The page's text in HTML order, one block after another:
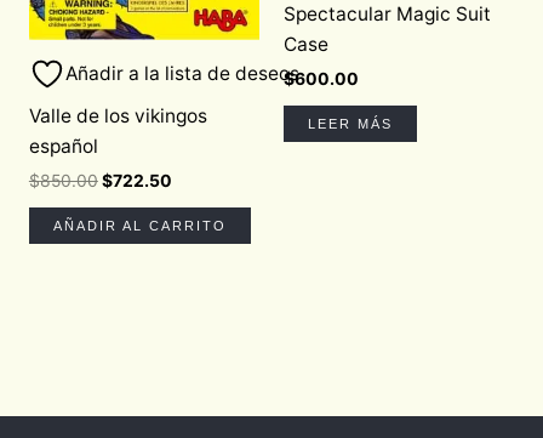
Añadir a la lista de deseos
Valle de los vikingos
español
$850.00$722.50
AÑADIR AL CARRITO
Spectacular Magic Suit
Case
$600.00
LEER MÁS